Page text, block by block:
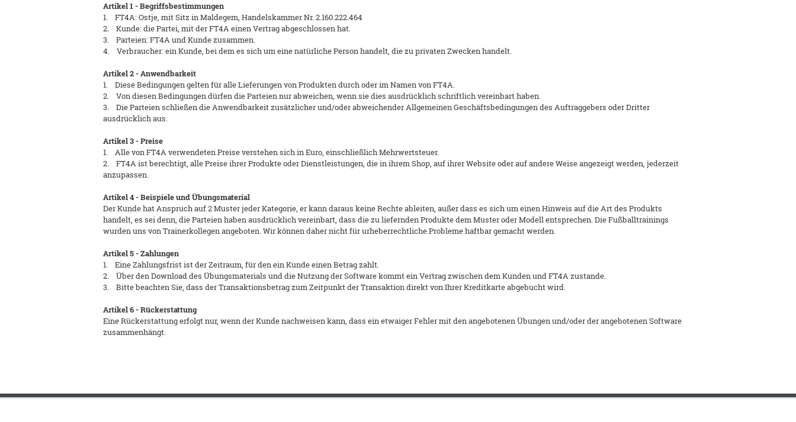
Artikel 1 - Begriffsbestimmungen
1. FT4A: Ostje, mit Sitz in Maldegem, Handelskammer Nr. 2.160.222.464
2. Kunde: die Partei, mit der FT4A einen Vertrag abgeschlossen hat.
3. Parteien: FT4A und Kunde zusammen.
4. Verbraucher: ein Kunde, bei dem es sich um eine natürliche Person handelt, die zu privaten Zwecken handelt.
Artikel 2 - Anwendbarkeit
1. Diese Bedingungen gelten für alle Lieferungen von Produkten durch oder im Namen von FT4A.
2. Von diesen Bedingungen dürfen die Parteien nur abweichen, wenn sie dies ausdrücklich schriftlich vereinbart haben.
3. Die Parteien schließen die Anwendbarkeit zusätzlicher und/oder abweichender Allgemeinen Geschäftsbedingungen des Auftraggebers oder Dritter
ausdrücklich aus.
Artikel 3 - Preise
1. Alle von FT4A verwendeten Preise verstehen sich in Euro, einschließlich Mehrwertsteuer.
2. FT4A ist berechtigt, alle Preise ihrer Produkte oder Dienstleistungen, die in ihrem Shop, auf ihrer Website oder auf andere Weise angezeigt werden, jederzeit
anzupassen.
Artikel 4 - Beispiele und Übungsmaterial
Der Kunde hat Anspruch auf 2 Muster jeder Kategorie, er kann daraus keine Rechte ableiten, außer dass es sich um einen Hinweis auf die Art des Produkts
handelt, es sei denn, die Parteien haben ausdrücklich vereinbart, dass die zu liefernden Produkte dem Muster oder Modell entsprechen. Die Fußballtrainings
wurden uns von Trainerkollegen angeboten. Wir können daher nicht für urheberrechtliche Probleme haftbar gemacht werden.
Artikel 5 - Zahlungen
1. Eine Zahlungsfrist ist der Zeitraum, für den ein Kunde einen Betrag zahlt.
2. Über den Download des Übungsmaterials und die Nutzung der Software kommt ein Vertrag zwischen dem Kunden und FT4A zustande.
3. Bitte beachten Sie, dass der Transaktionsbetrag zum Zeitpunkt der Transaktion direkt von Ihrer Kreditkarte abgebucht wird.
Artikel 6 - Rückerstattung
Eine Rückerstattung erfolgt nur, wenn der Kunde nachweisen kann, dass ein etwaiger Fehler mit den angebotenen Übungen und/oder der angebotenen Software
zusammenhängt.